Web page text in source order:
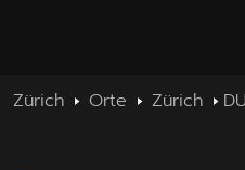
Zürich Orte Zürich